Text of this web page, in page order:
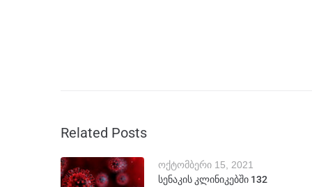
Related Posts
ოქტომბერი 15, 2021
სენაკის კლინიკებში 132